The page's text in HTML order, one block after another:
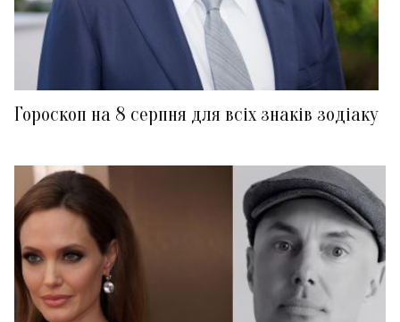
Гороскоп на 8 серпня для всіх знаків зодіаку